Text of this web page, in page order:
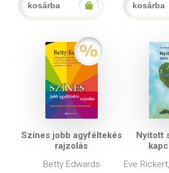
kosárba kosárba
Színes jobb agyféltekés
rajzolás
Betty Edwards
Nyitott
Eve